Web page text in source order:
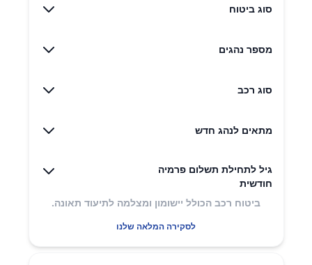
סוג ביטוח
מספר נהגים
סוג רכב
מתאים לנהג חדש
גיל לתחילת תשלום פרמיה
חודשית
ביטוח רכב הכולל יישומון ומצלמה לתיעוד תאונה.
לסקירה המלאה שלנו